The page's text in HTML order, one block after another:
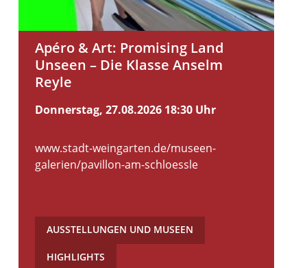
Apéro & Art: Promising Land
Unseen – Die Klasse Anselm
Reyle
Donnerstag, 27.08.2026 18:30 Uhr
www.stadt-weingarten.de/museen-
galerien/pavillon-am-schloessle
AUSSTELLUNGEN UND MUSEEN
HIGHLIGHTS